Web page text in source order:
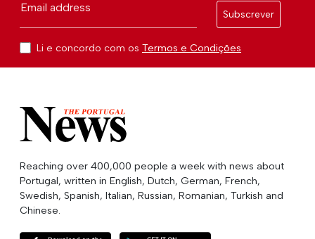
Email address
Subscrever
Li e concordo com os Termos e Condições
Reaching over 400,000 people a week with news about
Portugal, written in English, Dutch, German, French,
Swedish, Spanish, Italian, Russian, Romanian, Turkish and
Chinese.